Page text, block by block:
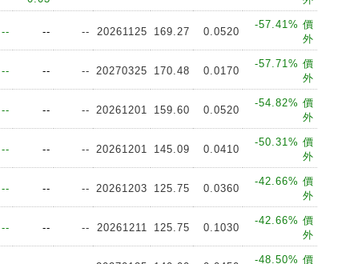
-- -- -- 20261125 169.27 0.0520
-57.41% 價
外
-- -- -- 20270325 170.48 0.0170
-57.71% 價
外
-- -- -- 20261201 159.60 0.0520
-54.82% 價
外
-- -- -- 20261201 145.09 0.0410
-50.31% 價
外
-- -- -- 20261203 125.75 0.0360
-42.66% 價
外
-- -- -- 20261211 125.75 0.1030
-42.66% 價
外
-48.50% 價